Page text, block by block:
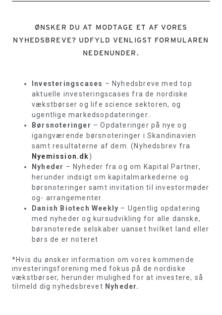
ØNSKER DU AT MODTAGE ET AF VORES
NYHEDSBREVE? UDFYLD VENLIGST FORMULAREN
NEDENUNDER.
Investeringscases – Nyhedsbreve med top
aktuelle investeringscases fra de nordiske
vækstbørser og life science sektoren, og
ugentlige markedsopdateringer..
Børsnoteringer – Opdateringer på nye og
igangværende børsnoteringer i Skandinavien
samt resultaterne af dem. (Nyhedsbrev fra
Nyemission.dk)
Nyheder – Nyheder fra og om Kapital Partner,
herunder indsigt om kapitalmarkederne og
børsnoteringer samt invitation til investormøder
og- arrangementer.
Danish Biotech Weekly – Ugentlig opdatering
med nyheder og kursudvikling for alle danske,
børsnoterede selskaber uanset hvilket land eller
børs de er noteret
*Hvis du ønsker information om vores kommende
investeringsforening med fokus på de nordiske
vækstbørser, herunder mulighed for at investere, så
tilmeld dig nyhedsbrevet Nyheder.